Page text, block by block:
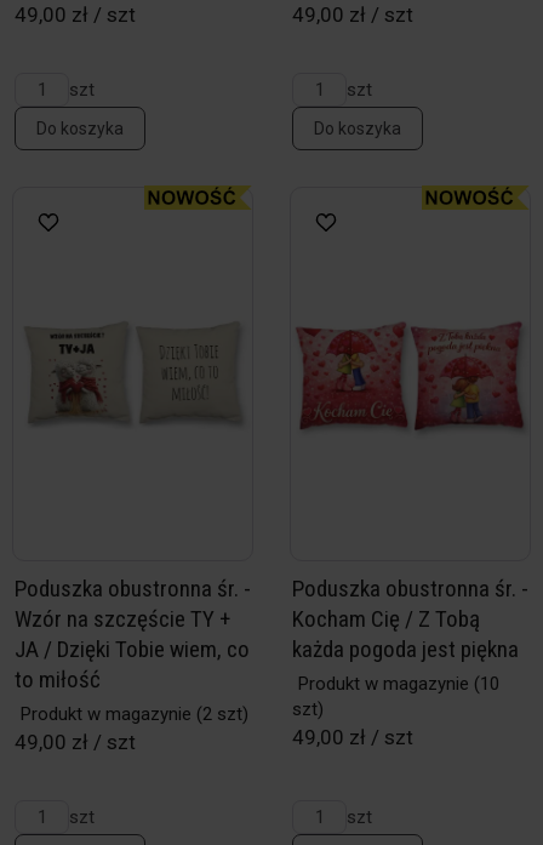
49,00 zł / szt
szt
Do koszyka
49,00 zł / szt
szt
Do koszyka
Poduszka obustronna śr. -
Wzór na szczęście TY +
JA / Dzięki Tobie wiem, co
to miłość
Produkt w magazynie (2 szt)
49,00 zł / szt
szt
Poduszka obustronna śr. -
Kocham Cię / Z Tobą
każda pogoda jest piękna
Produkt w magazynie (10
szt)
49,00 zł / szt
szt